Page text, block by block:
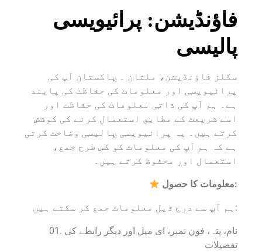
فاؤنڈیشن: پرائیویسی
پالیسی
سکلز فاؤنڈیشن، ملتان ۔ پاکستان آپ کی
پرائیویسی اور معلومات کی حفاظت کی پابند
ہے۔ ہم آپ کی ذاتی معلومات کی حفاظت اور
اسے شریعت کے مطابق استعمال کرنے کی کوشش
کرتے ہیں۔ یہ پرائیویسی پالیسی وضاحت کرتی
ہے کہ ہم آپ کی معلومات کو کس طرح جمع،
استعمال اور محفوظ کرتے ہیں۔
معلومات کا حصول:
ہم آپ سے درج ذیل معلومات جمع کر سکتے ہیں:
01. نام، پتہ، فون نمبر، ای میل اور دیگر رابطے کی
تفصیلات